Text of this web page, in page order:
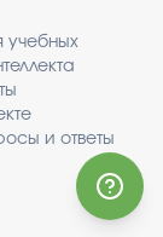
учебных
и ответы